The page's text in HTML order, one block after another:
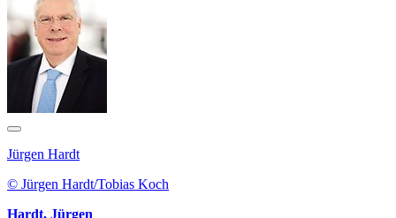
Jürgen Hardt
© Jürgen Hardt/Tobias Koch
Hardt, Jürgen